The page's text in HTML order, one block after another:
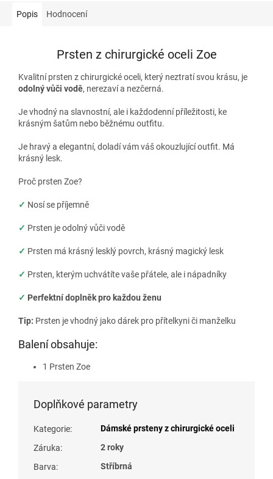
Popis Hodnocení
Prsten z chirurgické oceli Zoe
Kvalitní prsten z chirurgické oceli, který neztratí svou krásu, je
odolný vůči vodě, nerezaví a nezčerná.
Je vhodný na slavnostní, ale i každodenní příležitosti, ke
krásným šatům nebo běžnému outfitu.
Je hravý a elegantní, doladí vám váš okouzlující outfit. Má
krásný lesk.
Proč prsten Zoe?
✓ Nosí se příjemně
✓ Prsten je odolný vůči vodě
✓ Prsten má krásný lesklý povrch, krásný magický lesk
✓ Prsten, kterým uchvátíte vaše přátele, ale i nápadníky
✓ Perfektní doplněk pro každou ženu
Tip: Prsten je vhodný jako dárek pro přítelkyni či manželku
Balení obsahuje:
1 Prsten Zoe
Doplňkové parametry
Kategorie:
Dámské prsteny z chirurgické oceli
Záruka:
2 roky
Barva:
Stříbrná